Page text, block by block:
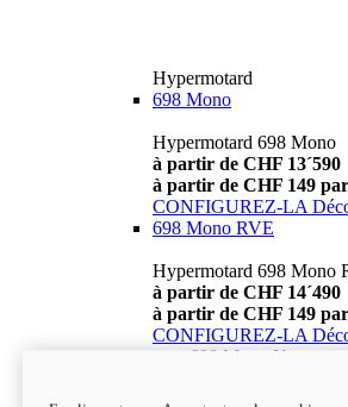
Hypermotard
698 Mono
Hypermotard 698 Mono
à partir de CHF 13´590
à partir de CHF 149
CONFIGUREZ-LA
698 Mono RVE
Hypermotard 698 Mono
à partir de CHF 14´490
à partir de CHF 149
CONFIGUREZ-LA
698 Mono Nera
Hypermotard 698 Mono